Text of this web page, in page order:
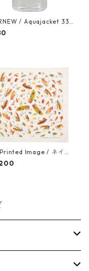
/ Aquajacket 333
Image / ネイチ
リントバンダナ（フラ